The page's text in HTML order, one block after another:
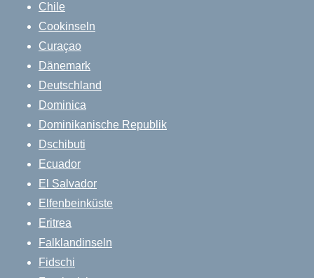
Chile
Cookinseln
Curaçao
Dänemark
Deutschland
Dominica
Dominikanische Republik
Dschibuti
Ecuador
El Salvador
Elfenbeinküste
Eritrea
Falklandinseln
Fidschi